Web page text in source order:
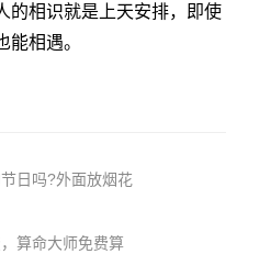
的相识就是上天安排，即使
相遇。
日吗?外面放烟花
算命大师免费算